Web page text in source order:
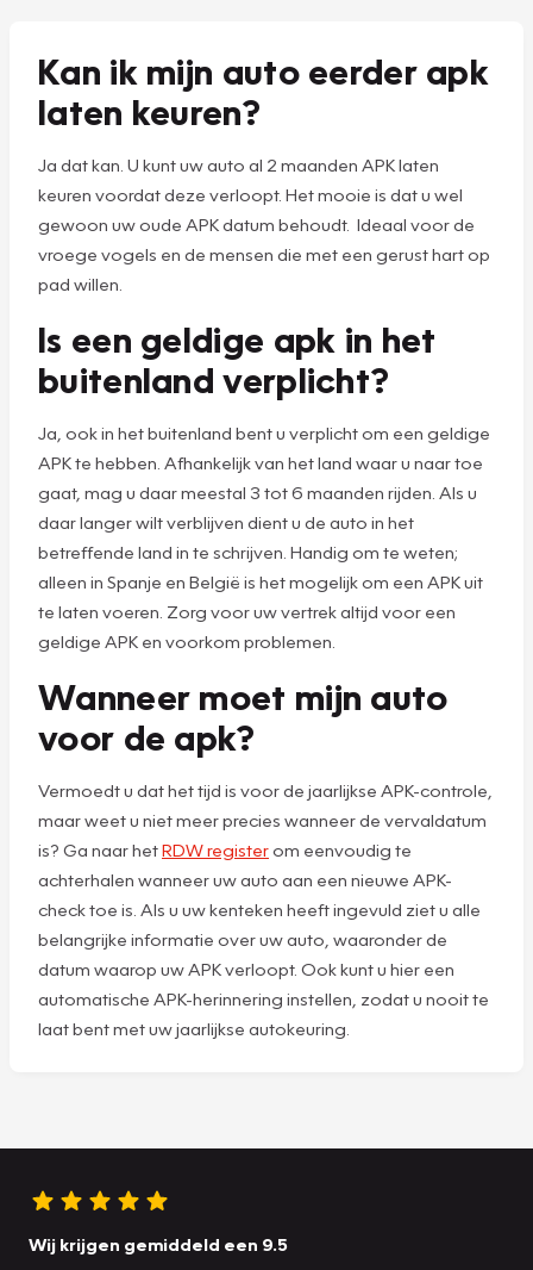
Kan ik mijn auto eerder apk
laten keuren?
Ja dat kan. U kunt uw auto al 2 maanden APK laten
keuren voordat deze verloopt. Het mooie is dat u wel
gewoon uw oude APK datum behoudt. Ideaal voor de
vroege vogels en de mensen die met een gerust hart op
pad willen.
Is een geldige apk in het
buitenland verplicht?
Ja, ook in het buitenland bent u verplicht om een geldige
APK te hebben. Afhankelijk van het land waar u naar toe
gaat, mag u daar meestal 3 tot 6 maanden rijden. Als u
daar langer wilt verblijven dient u de auto in het
betreffende land in te schrijven. Handig om te weten;
alleen in Spanje en België is het mogelijk om een APK uit
te laten voeren. Zorg voor uw vertrek altijd voor een
geldige APK en voorkom problemen.
Wanneer moet mijn auto
voor de apk?
Vermoedt u dat het tijd is voor de jaarlijkse APK-controle,
maar weet u niet meer precies wanneer de vervaldatum
is? Ga naar hetRDW registerom eenvoudig te
achterhalen wanneer uw auto aan een nieuwe APK-
check toe is. Als u uw kenteken heeft ingevuld ziet u alle
belangrijke informatie over uw auto, waaronder de
datum waarop uw APK verloopt. Ook kunt u hier een
automatische APK-herinnering instellen, zodat u nooit te
laat bent met uw jaarlijkse autokeuring.
Wij krijgen gemiddeld een 9.5